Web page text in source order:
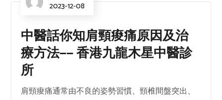
2023-12-08
中醫話你知肩頸痠痛原因及治
療方法—— 香港九龍木星中醫診
所
肩頸痠痛通常由不良的姿勢習慣、頸椎間盤突出、